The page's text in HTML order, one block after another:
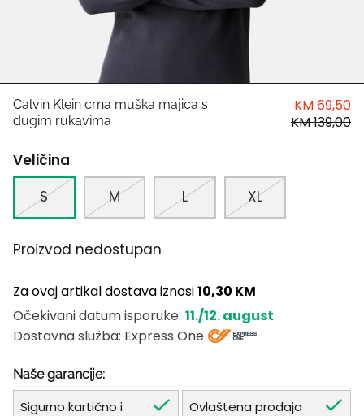
Antony Morato
LIU JO
Harvard
Calvin Klein crna muška majica s
dugim rukavima
KM 69,50
KM 139,00
Veličina
S
M L XL
Proizvod nedostupan
Za ovaj artikal dostava iznosi10,30 KM
Očekivani datum isporuke: 11./12. august
Dostavna služba: Express One
Naše garancije:
Sigurno kartično i
Ovlaštena prodaja